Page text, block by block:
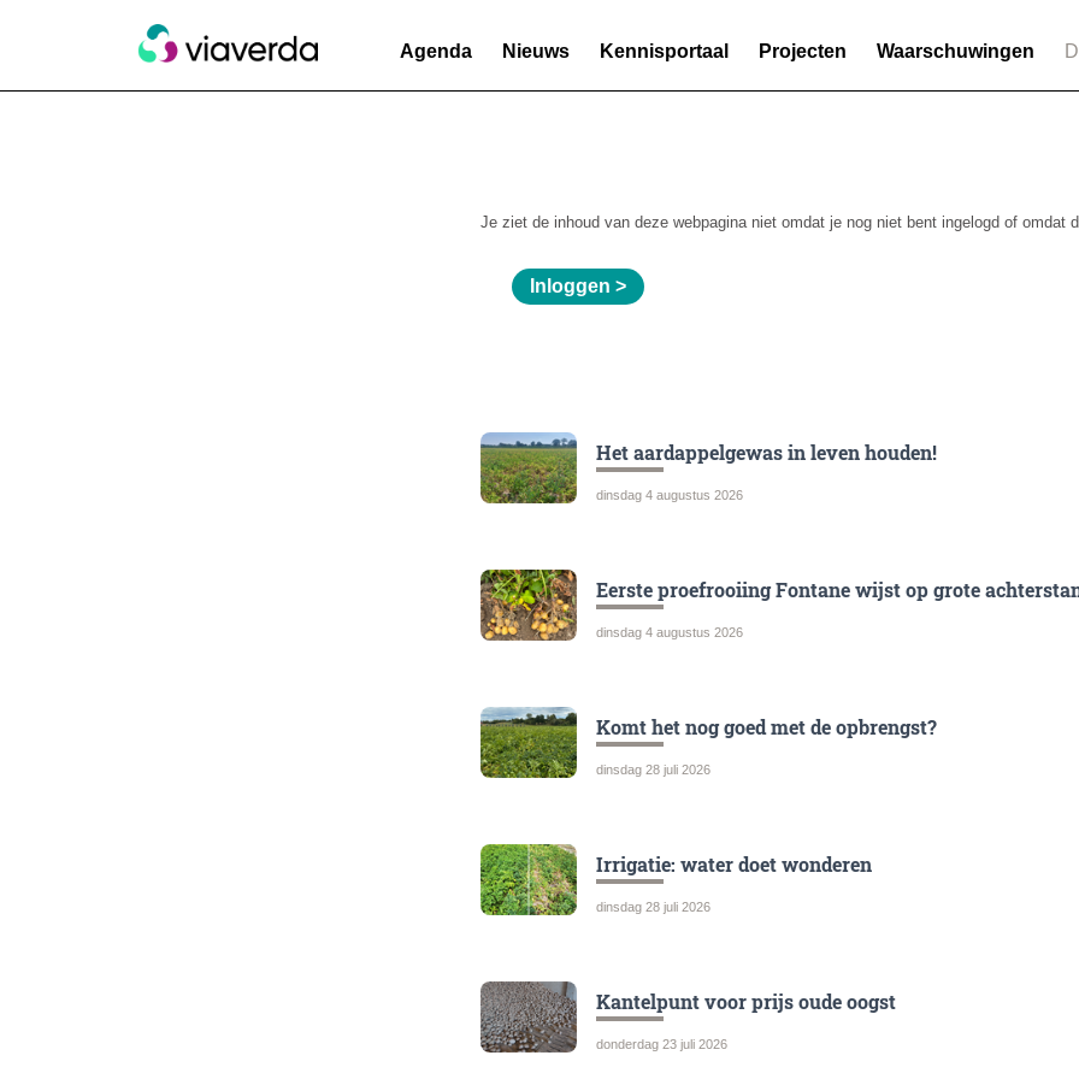
Agenda Nieuws Kennisportaal Projecten Waarschuwingen
Je ziet de inhoud van deze webpagina niet omdat je nog niet bent ingelogd of omdat
Inloggen >
Het aardappelgewas in leven houden!
dinsdag 4 augustus 2026
Eerste proefrooiing Fontane wijst op grote
dinsdag 4 augustus 2026
Komt het nog goed met de opbrengst?
dinsdag 28 juli 2026
Irrigatie: water doet wonderen
dinsdag 28 juli 2026
Kantelpunt voor prijs oude oogst
donderdag 23 juli 2026